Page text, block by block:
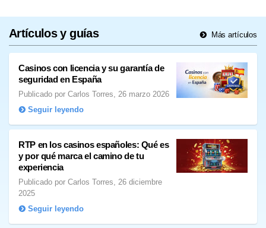
Artículos y guías Más artículos
Casinos con licencia y su garantía de
seguridad en España
Publicado por Carlos Torres, 26 marzo 2026
Seguir leyendo
RTP en los casinos españoles: Qué es
y por qué marca el camino de tu
experiencia
Publicado por Carlos Torres, 26 diciembre
2025
Seguir leyendo